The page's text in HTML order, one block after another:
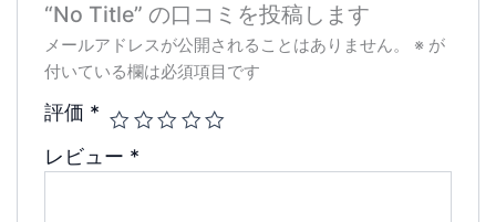
“No Title” の口コミを投稿します
メールアドレスが公開されることはありません。 ※ が
付いている欄は必須項目です
評価 *
レビュー *